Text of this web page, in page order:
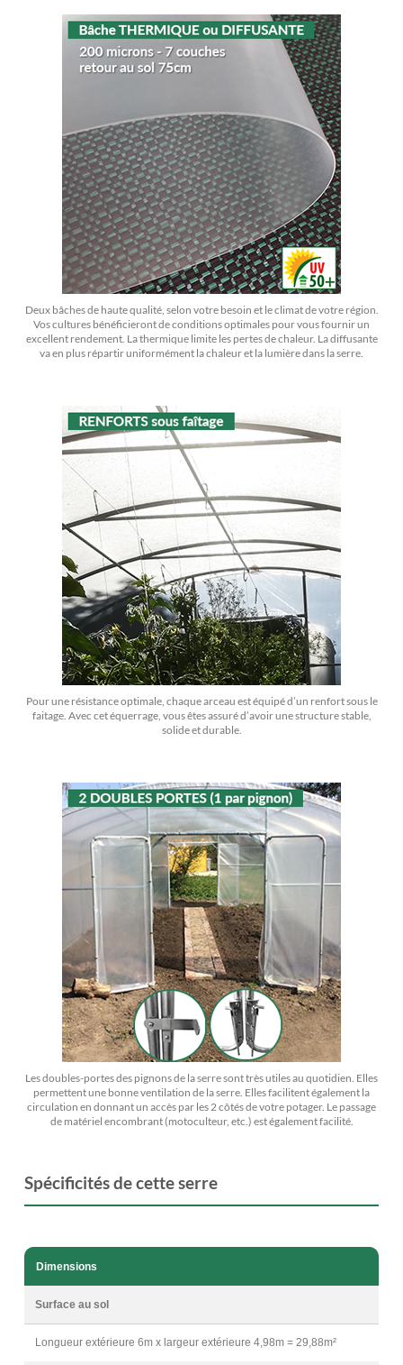
Deux bâches de haute qualité, selon votre besoin et le climat de votre région.
Vos cultures bénéficieront de conditions optimales pour vous fournir un
excellent rendement. La thermique limite les pertes de chaleur. La diffusante
va en plus répartir uniformément la chaleur et la lumière dans la serre.
Pour une résistance optimale, chaque arceau est équipé d’un renfort sous le
faitage. Avec cet équerrage, vous êtes assuré d’avoir une structure stable,
solide et durable.
Les doubles-portes des pignons de la serre sont très utiles au quotidien. Elles
permettent une bonne ventilation de la serre. Elles facilitent également la
circulation en donnant un accès par les 2 côtés de votre potager. Le passage
de matériel encombrant (motoculteur, etc.) est également facilité.
Spécificités de cette serre
Dimensions
Surface au sol
Longueur extérieure 6m x largeur extérieure 4,98m = 29,88m²